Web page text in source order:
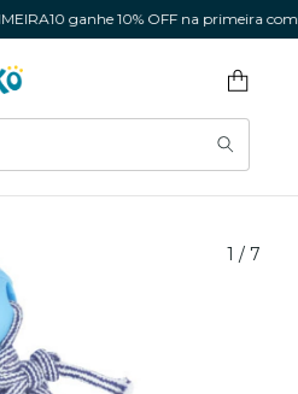
ganhe 10% OFF na primeira
1 / 7